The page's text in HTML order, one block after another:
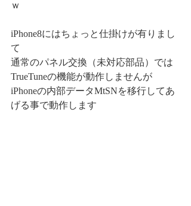
ｗ
iPhone8にはちょっと仕掛けが有りまし
て
通常のパネル交換（未対応部品）では
TrueTuneの機能が動作しませんが
iPhoneの内部データMtSNを移行してあ
げる事で動作します